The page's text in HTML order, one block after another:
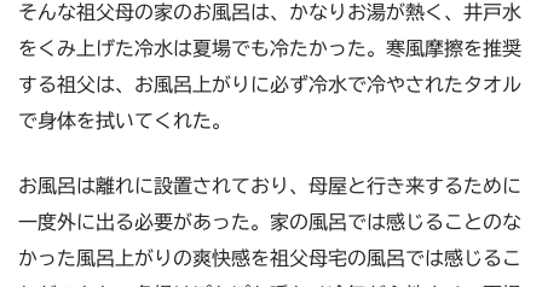
そんな祖父母の家のお風呂は、かなりお湯が熱く、井戸水
をくみ上げた冷水は夏場でも冷たかった。寒風摩擦を推奨
する祖父は、お風呂上がりに必ず冷水で冷やされたタオル
で身体を拭いてくれた。
お風呂は離れに設置されており、母屋と行き来するために
一度外に出る必要があった。家の風呂では感じることのな
かった風呂上がりの爽快感を祖父母宅の風呂では感じるこ